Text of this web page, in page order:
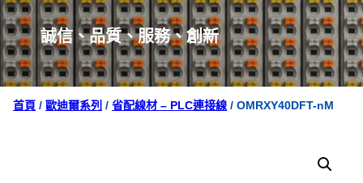
誠信、品質、服務、創新
首頁 / 歐迪爾系列 / 省配線材 – PLC連接線 / OMRXY40DFT-nM